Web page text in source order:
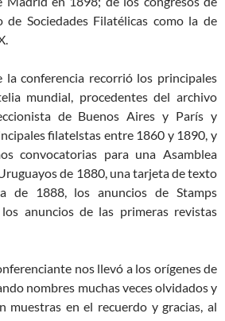
de Sociedades Filatélicas como la de
la conferencia recorrió los principales
mundial, procedentes del archivo
de Buenos Aires y París y
filatelstas entre 1860 y 1890, y
convocatorias para una Asamblea
de 1880, una tarjeta de texto
de 1888, los anuncios de Stamps
anuncios de las primeras revistas
nos llevó a los orígenes de
nombres muchas veces olvidados y
muestras en el recuerdo y gracias, al